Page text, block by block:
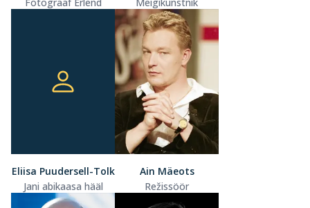
Eliisa Puudersell-Tolk
Jani abikaasa hääl
Ain Mäeots
Režissöör